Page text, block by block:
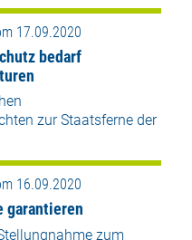
17.09.2020
bedarf
zur Staatsferne der
16.09.2020
garantieren
zum